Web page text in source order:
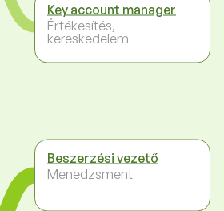
Key account manager
Értékesítés,
kereskedelem
Beszerzési vezető
Menedzsment